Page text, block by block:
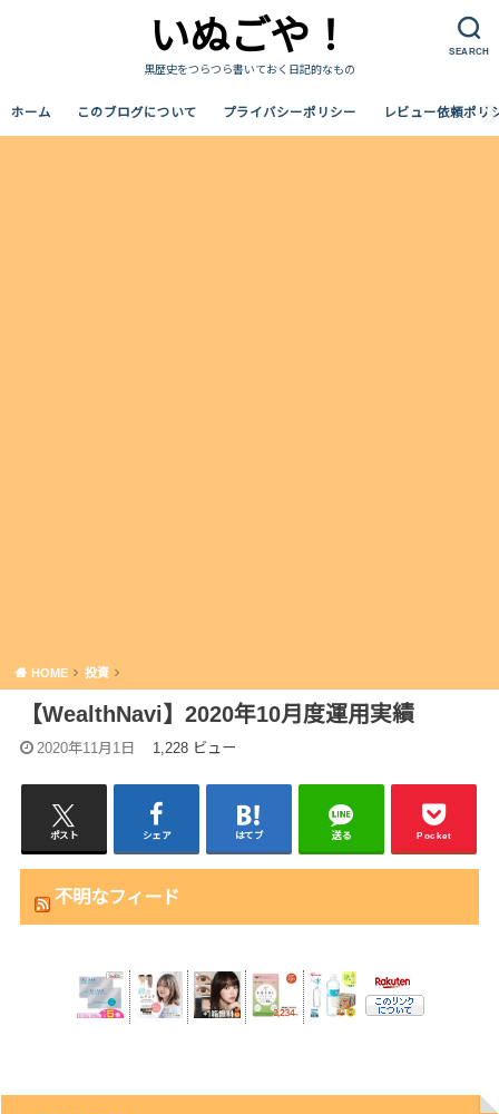
SEARCH
いぬごや！
黒歴史をつらつら書いておく日記的なもの
ホーム このブログについて プライバシーポリシー レビュー依頼ポリ
HOME 投資
【WealthNavi】2020年10月度運用実績
2020年11月1日 1,228 ビュー
ポスト シェア はてブ 送る Pocket
不明なフィード